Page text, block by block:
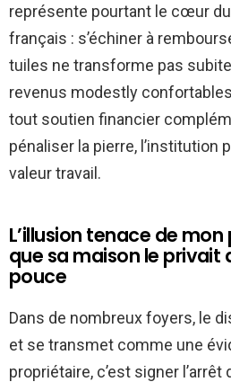
représente pourtant le cœur
français : s’échiner à
tuiles ne transforme pas
revenus modestly
tout soutien financier
pénaliser la pierre, l’institution
valeur travail.
L’illusion tenace de
que sa maison le privait
pouce
Dans de nombreux foyers, le
et se transmet comme une
propriétaire, c’est signer l’arrêt